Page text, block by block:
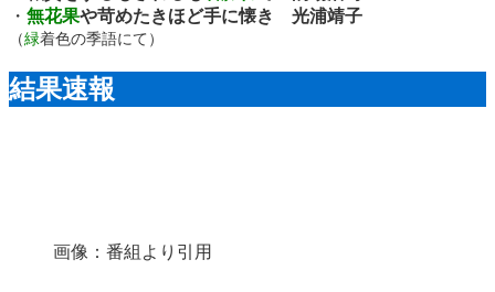
・ 無花果や苛めたきほど手に懐き 光浦靖子
（緑着色の季語にて）
結果速報
画像：番組より引用